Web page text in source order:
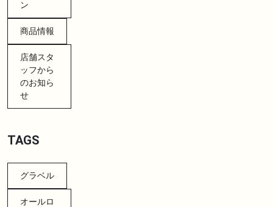
ン
商品情報
店舗スタ
ッフから
のお知ら
せ
TAGS
グラベル
オールロ